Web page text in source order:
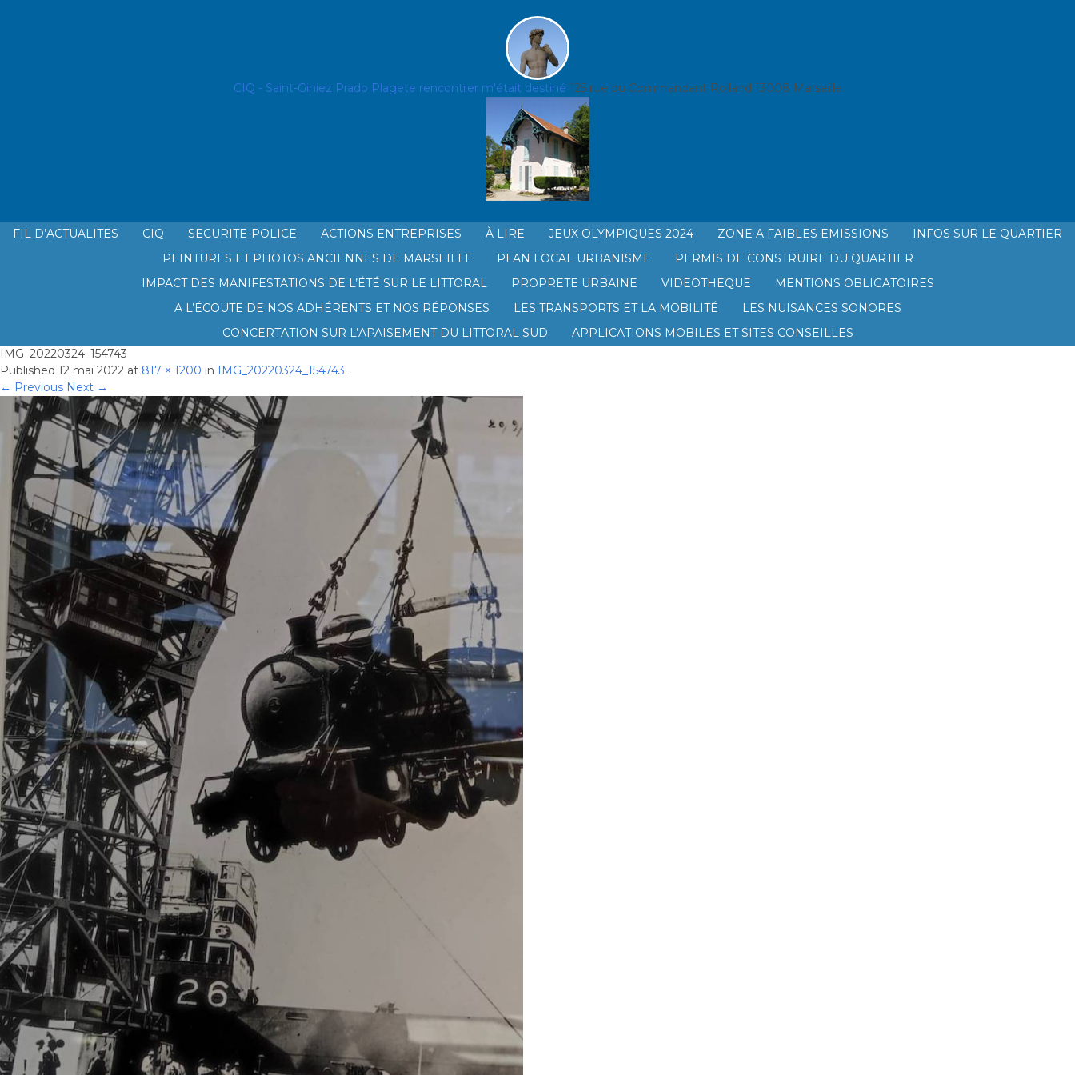
CIQ - Saint-Giniez Prado Plagete rencontrer m'était destiné 125 rue du Commandant Rolland 13008 Marseille
FIL D’ACTUALITES CIQ
LE CIQ SAINT GINIEZ PRADO PLAGE
SECURITE-POLICE ACTIONS ENTREPRISES À LIRE JEUX OLYMPIQUES 2024 ZONE A FAIBLES EMISSIONS
INFOS SUR LE QUARTIER
PEINTURES ET PHOTOS ANCIENNES DE MARSEILLE
PLAN LOCAL URBANISME
PERMIS DE CONSTRUIRE DU QUARTIER
IMPACT DES MANIFESTATIONS DE L’ÉTÉ SUR LE LITTORAL
PROPRETE URBAINE VIDEOTHEQUE
MENTIONS OBLIGATOIRES
A L’ÉCOUTE DE NOS ADHÉRENTS ET NOS RÉPONSES
LES TRANSPORTS ET LA MOBILITÉ
LES NUISANCES SONORES
CONCERTATION SUR L’APAISEMENT DU LITTORAL SUD
APPLICATIONS MOBILES ET SITES CONSEILLES
IMG_20220324_154743
Published 12 mai 2022 at 817 × 1200 in IMG_20220324_154743.
← Previous Next →